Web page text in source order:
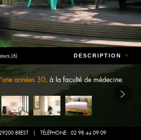
(A) DESCRIPTION
années 30, à la faculté de médecine.
BREST| TÉLÉPHONE : 02 98 44 09 09